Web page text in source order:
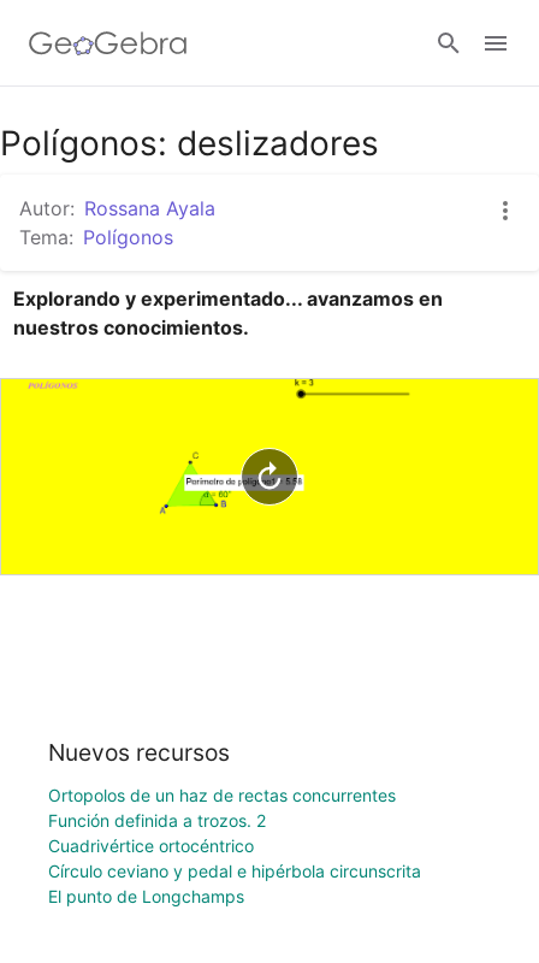
Google Classroom
GeoGebra Classroom
Abrir sesión
Polígonos: deslizadores
Autor: Rossana Ayala
Tema: Polígonos
Explorando y experimentado... avanzamos en
nuestros conocimientos.
Nuevos recursos
Ortopolos de un haz de rectas concurrentes
Función definida a trozos. 2
Cuadrivértice ortocéntrico
Círculo ceviano y pedal e hipérbola circunscrita
El punto de Longchamps